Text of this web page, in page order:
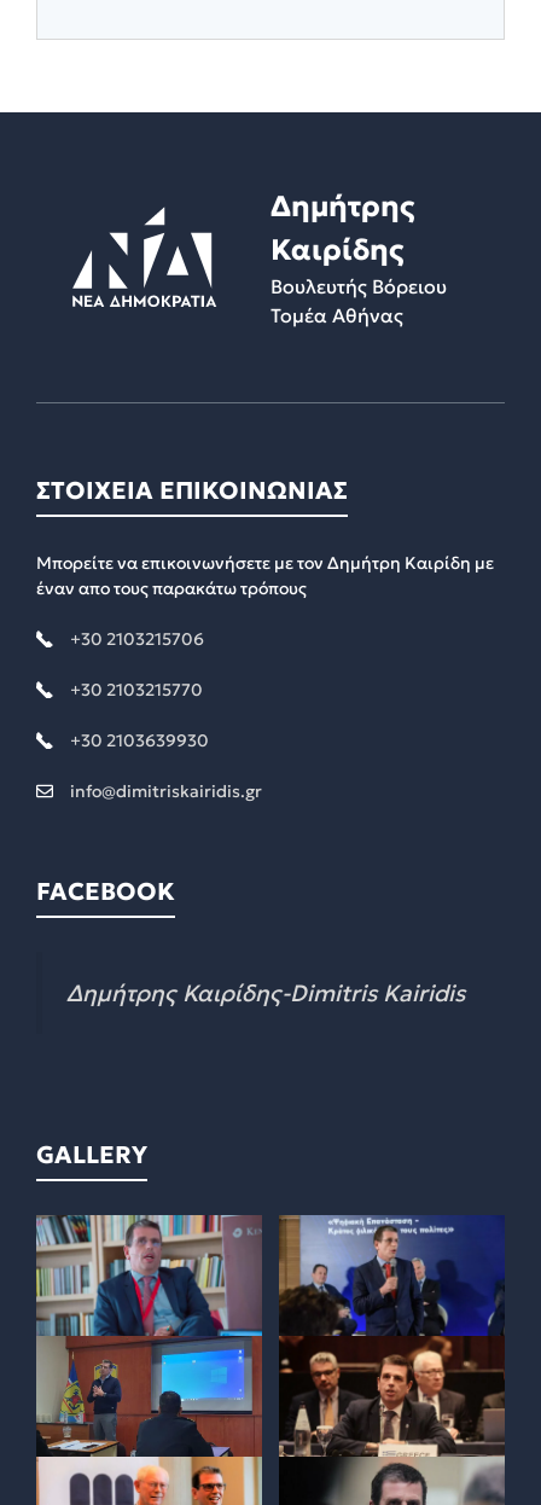
Δημήτρης
Καιρίδης
Βουλευτής Βόρειου
Τομέα Αθήνας
ΣΤΟΙΧΕΙΑ ΕΠΙΚΟΙΝΩΝΙΑΣ
Μπορείτε να επικοινωνήσετε με τον Δημήτρη Καιρίδη με
έναν απο τους παρακάτω τρόπους
+30 2103215706
+30 2103215770
+30 2103639930
info@dimitriskairidis.gr
FACEBOOK
Δημήτρης Καιρίδης-Dimitris Kairidis
GALLERY